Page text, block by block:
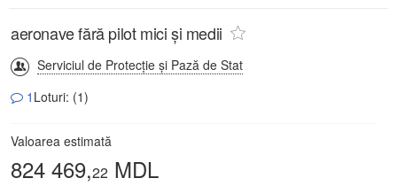
aeronave fără pilot mici și medii
Serviciul de Protecție și Pază de Stat
1 Loturi: (1)
Valoarea estimată
824 469,22 MDL